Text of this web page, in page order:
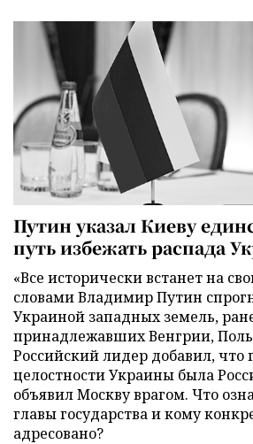
Путин указал Киеву
путь избежать распада
«Все исторически встанет на
словами Владимир Путин
Украиной западных земель,
принадлежавших Венгрии,
Российский лидер добавил, что
целостности Украины была
объявил Москву врагом. Что
главы государства и кому
адресовано?